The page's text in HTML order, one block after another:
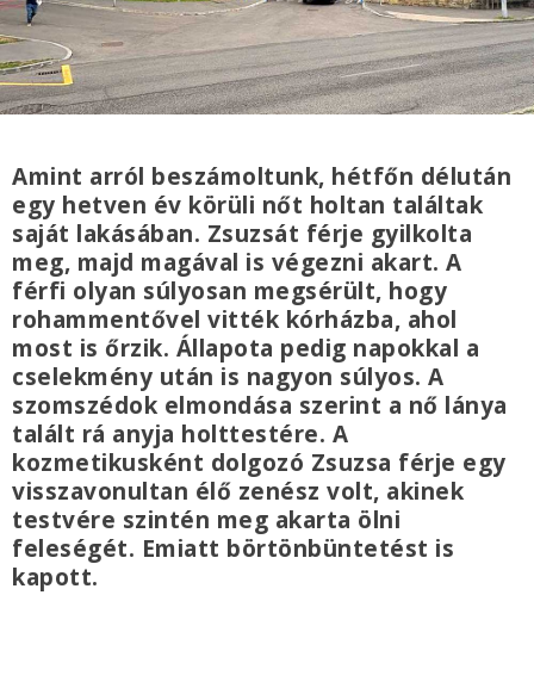
Amint arról beszámoltunk, hétfőn délután
egy hetven év körüli nőt holtan találtak
saját lakásában. Zsuzsát férje gyilkolta
meg, majd magával is végezni akart. A
férfi olyan súlyosan megsérült, hogy
rohammentővel vitték kórházba, ahol
most is őrzik. Állapota pedig napokkal a
cselekmény után is nagyon súlyos. A
szomszédok elmondása szerint a nő lánya
talált rá anyja holttestére. A
kozmetikusként dolgozó Zsuzsa férje egy
visszavonultan élő zenész volt, akinek
testvére szintén meg akarta ölni
feleségét. Emiatt börtönbüntetést is
kapott.